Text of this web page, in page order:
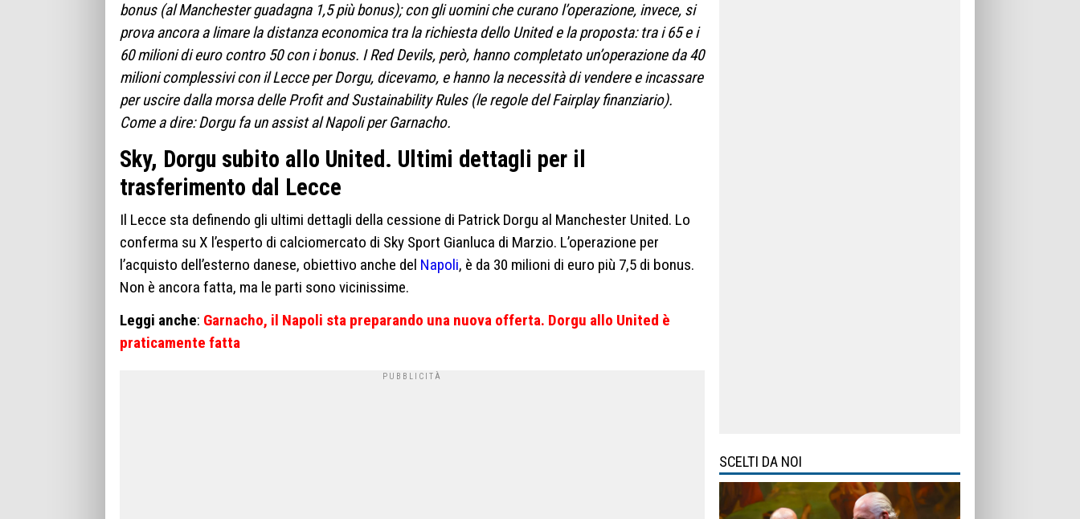
bonus (al Manchester guadagna 1,5 più bonus); con gli uomini che curano l’operazione, invece, si
prova ancora a limare la distanza economica tra la richiesta dello United e la proposta: tra i 65 e i
60 milioni di euro contro 50 con i bonus. I Red Devils, però, hanno completato un’operazione da 40
milioni complessivi con il Lecce per Dorgu, dicevamo, e hanno la necessità di vendere e incassare
per uscire dalla morsa delle Profit and Sustainability Rules (le regole del Fairplay finanziario).
Come a dire: Dorgu fa un assist al Napoli per Garnacho.
Sky, Dorgu subito allo United. Ultimi dettagli per il
trasferimento dal Lecce
Il Lecce sta definendo gli ultimi dettagli della cessione di Patrick Dorgu al Manchester United. Lo
conferma su X l’esperto di calciomercato di Sky Sport Gianluca di Marzio. L’operazione per
l’acquisto dell’esterno danese, obiettivo anche del Napoli, è da 30 milioni di euro più 7,5 di bonus.
Non è ancora fatta, ma le parti sono vicinissime.
Leggi anche: Garnacho, il Napoli sta preparando una nuova offerta. Dorgu allo United è
praticamente fatta
SCELTI DA NOI